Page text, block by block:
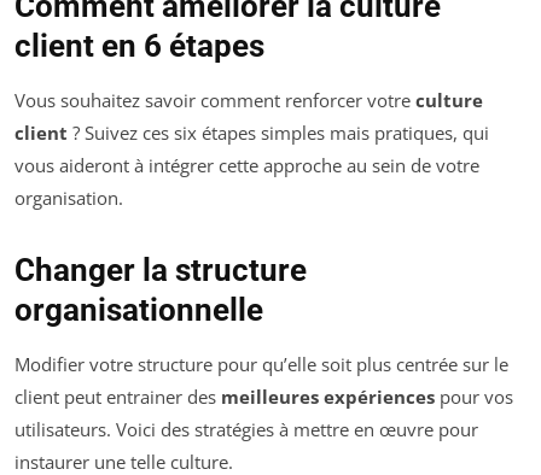
client en 6 étapes
Vous souhaitez savoir comment renforcer votre culture
client ? Suivez ces six étapes simples mais pratiques, qui
vous aideront à intégrer cette approche au sein de votre
organisation.
Changer la structure
organisationnelle
Modifier votre structure pour qu’elle soit plus centrée sur le
client peut entrainer des meilleures expériences pour vos
utilisateurs. Voici des stratégies à mettre en œuvre pour
instaurer une telle culture.